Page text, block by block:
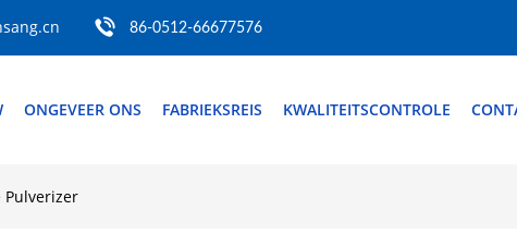
86-0512-66677576
ONGEVEER ONS FABRIEKSREIS KWALITEITSCONTROLE
Pulverizer